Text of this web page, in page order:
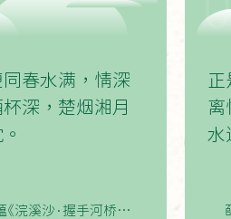
同春水满，情深
深，楚烟湘月
《浣溪沙·握手河桥柳似
正
离
水